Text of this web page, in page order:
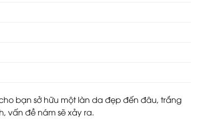
bạn sở hữu một làn da đẹp đến đâu, trắng
vấn đề nám sẽ xảy ra.